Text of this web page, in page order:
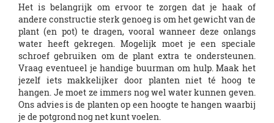
Het is belangrijk om ervoor te zorgen dat je haak of
andere constructie sterk genoeg is om het gewicht van de
plant (en pot) te dragen, vooral wanneer deze onlangs
water heeft gekregen. Mogelijk moet je een speciale
schroef gebruiken om de plant extra te ondersteunen.
Vraag eventueel je handige buurman om hulp. Maak het
jezelf iets makkelijker door planten niet té hoog te
hangen. Je moet ze immers nog wel water kunnen geven.
Ons advies is de planten op een hoogte te hangen waarbij
je de potgrond nog net kunt voelen.
B